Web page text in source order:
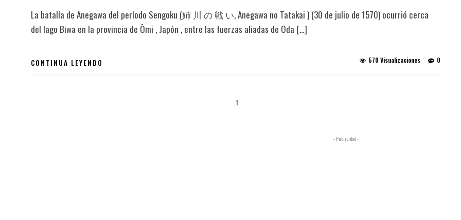
La batalla de Anegawa del período Sengoku (姉 川 の 戦 い, Anegawa no Tatakai ) (30 de julio de 1570) ocurrió cerca
del lago Biwa en la provincia de Ōmi , Japón , entre las fuerzas aliadas de Oda […]
CONTINUA LEYENDO 0
570 Visualizaciones
1
- Publicidad -